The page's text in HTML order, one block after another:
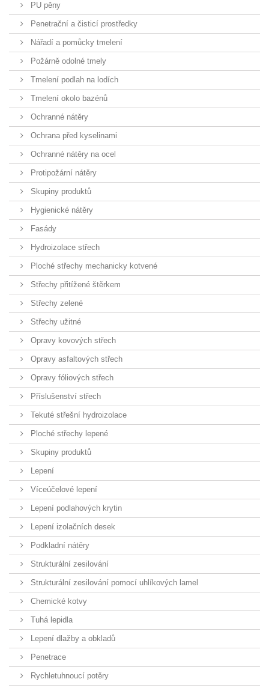
PU pěny
Penetrační a čisticí prostředky
Nářadí a pomůcky tmelení
Požárně odolné tmely
Tmelení podlah na lodích
Tmelení okolo bazénů
Ochranné nátěry
Ochrana před kyselinami
Ochranné nátěry na ocel
Protipožární nátěry
Skupiny produktů
Hygienické nátěry
Fasády
Hydroizolace střech
Ploché střechy mechanicky kotvené
Střechy přitížené štěrkem
Střechy zelené
Střechy užitné
Opravy kovových střech
Opravy asfaltových střech
Opravy fóliových střech
Příslušenství střech
Tekuté střešní hydroizolace
Ploché střechy lepené
Skupiny produktů
Lepení
Víceúčelové lepení
Lepení podlahových krytin
Lepení izolačních desek
Podkladní nátěry
Strukturální zesilování
Strukturální zesilování pomocí uhlíkových lamel
Chemické kotvy
Tuhá lepidla
Lepení dlažby a obkladů
Penetrace
Rychletuhnoucí potěry